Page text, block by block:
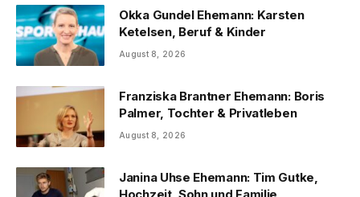
Okka Gundel Ehemann: Karsten
Ketelsen, Beruf & Kinder
August 8, 2026
Franziska Brantner Ehemann: Boris
Palmer, Tochter & Privatleben
August 8, 2026
Janina Uhse Ehemann: Tim Gutke,
Hochzeit, Sohn und Familie